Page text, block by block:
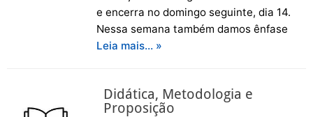
e encerra no domingo seguinte, dia 14.
Nessa semana também damos ênfase
Leia mais… »
Didática, Metodologia e
Proposição